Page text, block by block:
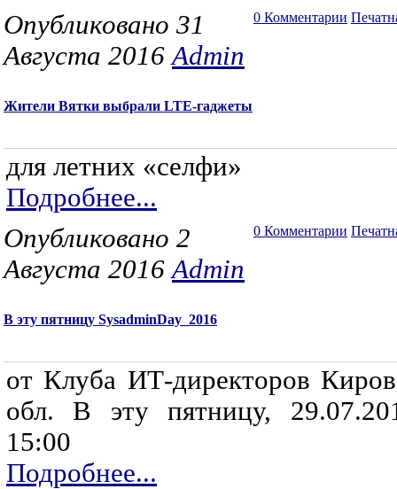
0 Комментарии
Опубликовано 31
Августа 2016Admin
Жители Вятки выбрали LTE-гаджеты
для летних «селфи»
Подробнее...
0 Комментарии
Опубликовано 2
Августа 2016Admin
В эту пятницу SysadminDay_2016
от Клуба ИТ-директоров
обл. В эту пятницу,
15:00
Подробнее...